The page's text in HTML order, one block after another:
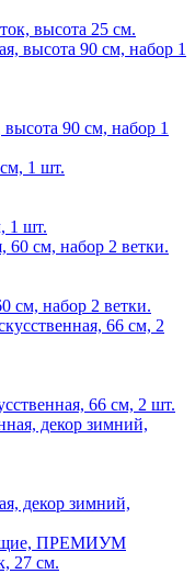
высота 25 см.
90 см, набор 1
1 шт.
см, набор 2 ветки.
66 см, 2 шт.
декор зимний,